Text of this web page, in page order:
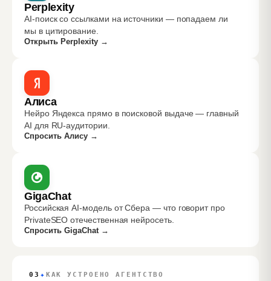
Perplexity
AI-поиск со ссылками на источники — попадаем ли
мы в цитирование.
Открыть Perplexity →
Алиса
Нейро Яндекса прямо в поисковой выдаче — главный
AI для RU-аудитории.
Спросить Алису →
GigaChat
Российская AI-модель от Сбера — что говорит про
PrivateSEO отечественная нейросеть.
Спросить GigaChat→
03 ✦ КАК УСТРОЕНО АГЕНТСТВО